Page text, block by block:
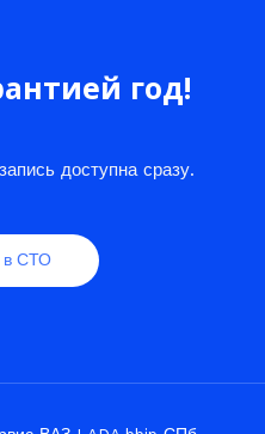
год!
доступна сразу.
в СТО